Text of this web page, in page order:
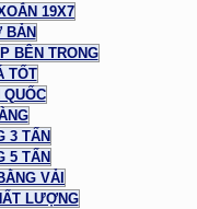
19X7
BẢN
BÊN TRONG
TỐT
3 TẤN
5 TẤN
VẢI
LƯỢNG